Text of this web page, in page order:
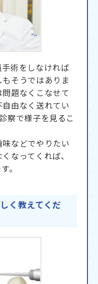
術をしなければ
そうではありま
題なくこなせて
由なく送れてい
察で様子を見るこ
などでやりたい
なってくれば、
。
く教えてくだ